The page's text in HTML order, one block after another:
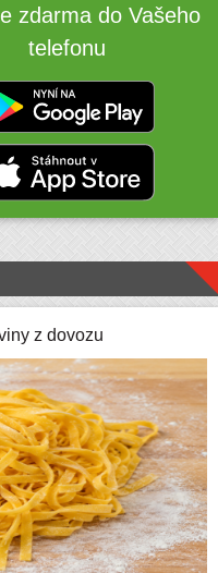
zdarma do Vašeho
telefonu
z dovozu